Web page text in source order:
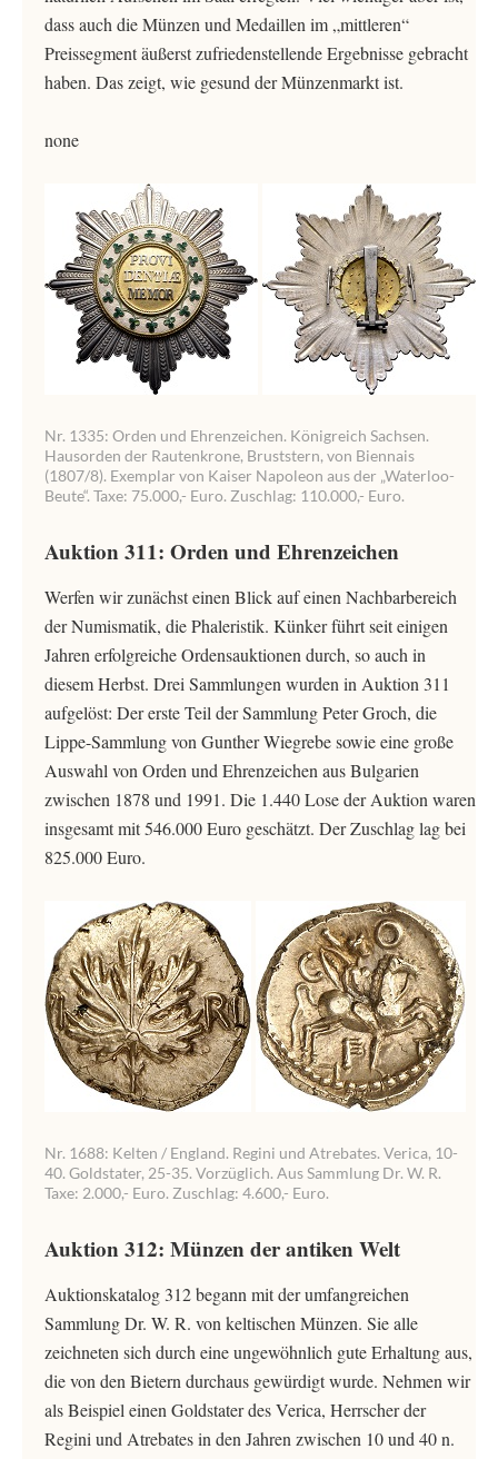
dass auch die Münzen und Medaillen im „mittleren“
Preissegment äußerst zufriedenstellende Ergebnisse gebracht
haben. Das zeigt, wie gesund der Münzenmarkt ist.
none
Nr. 1335: Orden und Ehrenzeichen. Königreich Sachsen.
Hausorden der Rautenkrone, Bruststern, von Biennais
(1807/8). Exemplar von Kaiser Napoleon aus der „Waterloo-
Beute“. Taxe: 75.000,- Euro. Zuschlag: 110.000,- Euro.
Auktion 311: Orden und Ehrenzeichen
Werfen wir zunächst einen Blick auf einen Nachbarbereich
der Numismatik, die Phaleristik. Künker führt seit einigen
Jahren erfolgreiche Ordensauktionen durch, so auch in
diesem Herbst. Drei Sammlungen wurden in Auktion 311
aufgelöst: Der erste Teil der Sammlung Peter Groch, die
Lippe-Sammlung von Gunther Wiegrebe sowie eine große
Auswahl von Orden und Ehrenzeichen aus Bulgarien
zwischen 1878 und 1991. Die 1.440 Lose der Auktion waren
insgesamt mit 546.000 Euro geschätzt. Der Zuschlag lag bei
825.000 Euro.
Nr. 1688: Kelten / England. Regini und Atrebates. Verica, 10-
40. Goldstater, 25-35. Vorzüglich. Aus Sammlung Dr. W. R.
Taxe: 2.000,- Euro. Zuschlag: 4.600,- Euro.
Auktion 312: Münzen der antiken Welt
Auktionskatalog 312 begann mit der umfangreichen
Sammlung Dr. W. R. von keltischen Münzen. Sie alle
zeichneten sich durch eine ungewöhnlich gute Erhaltung aus,
die von den Bietern durchaus gewürdigt wurde. Nehmen wir
als Beispiel einen Goldstater des Verica, Herrscher der
Regini und Atrebates in den Jahren zwischen 10 und 40 n.